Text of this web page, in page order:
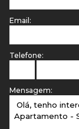
Email:
Telefone:
Mensagem: